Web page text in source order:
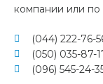
компании или
(044) 222-76-
(050) 035-87-
(096) 545-24-